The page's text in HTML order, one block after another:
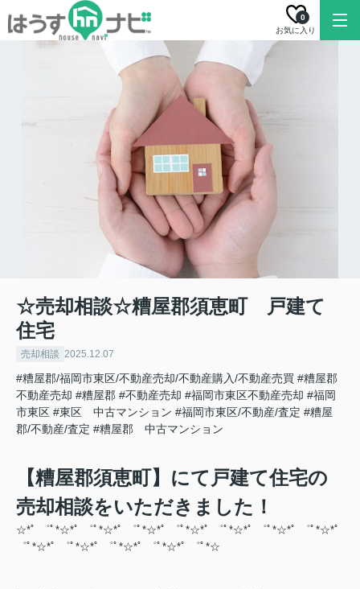
お気に入り
0
☆売却相談☆糟屋郡須恵町 戸建て
住宅
売却相談 2025.12.07
#糟屋郡/福岡市東区/不動産売却/不動産購入/不動産売買 #糟屋郡
不動産売却 #糟屋郡 #不動産売却 #福岡市東区不動産売却 #福岡
市東区 #東区 中古マンション #福岡市東区/不動産/査定 #糟屋
郡/不動産/査定 #糟屋郡 中古マンション
【糟屋郡須恵町】にて戸建て住宅の
売却相談をいただきました！
☆*ﾟ ゜ﾟ*☆*ﾟ ゜ﾟ*☆*ﾟ ゜ﾟ*☆*ﾟ ゜ﾟ*☆*ﾟ ゜ﾟ*☆*ﾟ ゜ﾟ*☆*ﾟ ゜ﾟ*☆*ﾟ
゜ﾟ*☆*ﾟ ゜ﾟ*☆*ﾟ ゜ﾟ*☆*ﾟ ゜ﾟ*☆*ﾟ ゜ﾟ*☆